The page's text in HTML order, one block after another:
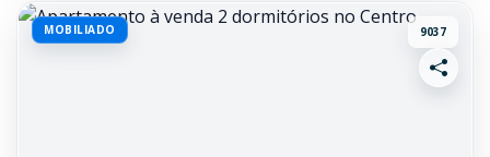
MOBILIADO 9037